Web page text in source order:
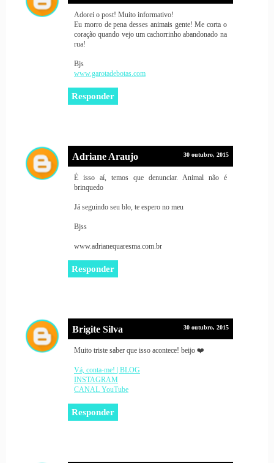
Adorei o post! Muito informativo!
Eu morro de pena desses animais gente! Me corta o
coração quando vejo um cachorrinho abandonado na
rua!
Bjs
www.garotadebotas.com
Responder
Adriane Araujo 30 outubro, 2015
É isso aí, temos que denunciar. Animal não é
brinquedo
Já seguindo seu blo, te espero no meu
Bjss
www.adrianequaresma.com.br
Responder
Brigite Silva 30 outubro, 2015
Muito triste saber que isso acontece! beijo ❤️
Vá, conta-me! | BLOG
INSTAGRAM
CANAL YouTube
Responder